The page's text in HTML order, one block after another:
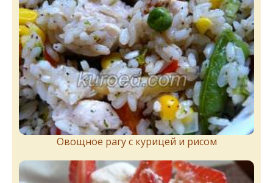
Овощное рагу с курицей и рисом